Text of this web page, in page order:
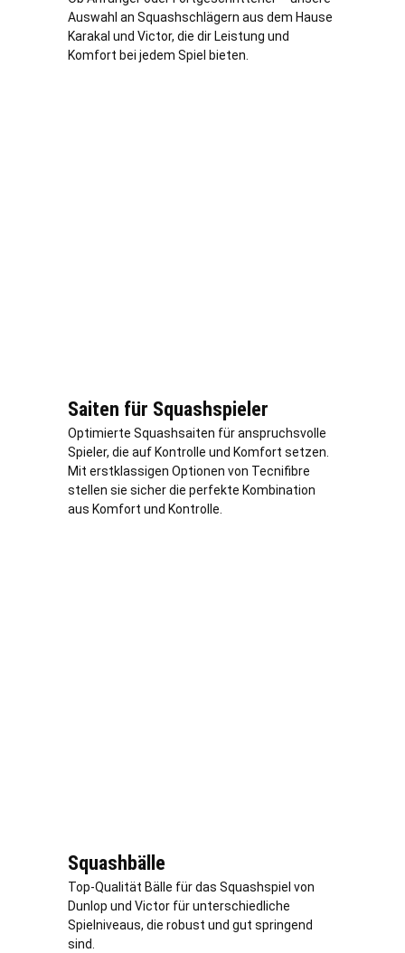
Auswahl an Squashschlägern aus dem Hause
Karakal und Victor, die dir Leistung und
Komfort bei jedem Spiel bieten.
Saiten für Squashspieler
Optimierte Squashsaiten für anspruchsvolle
Spieler, die auf Kontrolle und Komfort setzen.
Mit erstklassigen Optionen von Tecnifibre
stellen sie sicher die perfekte Kombination
aus Komfort und Kontrolle.
Squashbälle
Top-Qualität Bälle für das Squashspiel von
Dunlop und Victor für unterschiedliche
Spielniveaus, die robust und gut springend
sind.